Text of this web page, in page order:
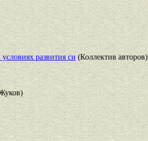
развития си (Коллектив авторов)